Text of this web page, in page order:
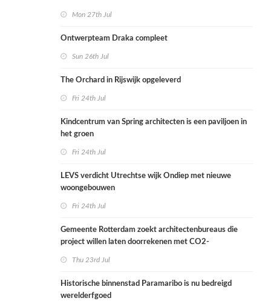
Mon 27th Jul
Ontwerpteam Draka compleet
Sun 26th Jul
The Orchard in Rijswijk opgeleverd
Fri 24th Jul
Kindcentrum van Spring architecten is een paviljoen in
het groen
Fri 24th Jul
LEVS verdicht Utrechtse wijk Ondiep met nieuwe
woongebouwen
Fri 24th Jul
Gemeente Rotterdam zoekt architectenbureaus die
project willen laten doorrekenen met CO2-
Thu 23rd Jul
Historische binnenstad Paramaribo is nu bedreigd
werelderfgoed